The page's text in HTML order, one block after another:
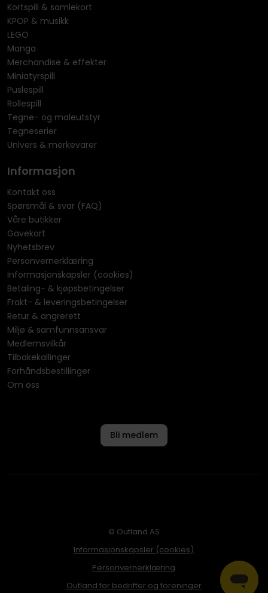
Kortspill & samlekort
KPOP & musikk
LEGO
Manga
Merchandise & effekter
Miniatyrspill
Puslespill
Rollespill
Tegne- og maleutstyr
Tegneserier
Univers & merkevarer
Informasjon
Kontakt oss
Spørsmål & svar (FAQ)
Våre butikker
Gavekort
Nyhetsbrev
Personvernerklæring
Informasjonskapsler (cookies)
Betaling- & kjøpsbetingelser
Frakt- & leveringsbetingelser
Retur & angrerett
Miljø & samfunnsansvar
Medlemsvilkår
Tilbakekallinger
Forhåndsbestillinger
Om oss
Bli medlem
© Outland AS
Informasjonskapsler (cookies)
Personvernerklæring
Outland for bedrifter og foreninger